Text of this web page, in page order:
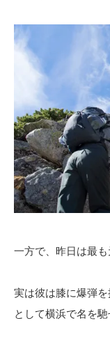
一方で、昨日は最も
実は彼は膝に爆弾を
として横浜で名を馳